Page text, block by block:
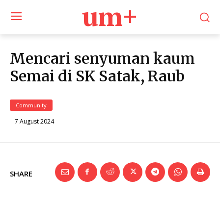
um+
Mencari senyuman kaum
Semai di SK Satak, Raub
Community
7 August 2024
SHARE